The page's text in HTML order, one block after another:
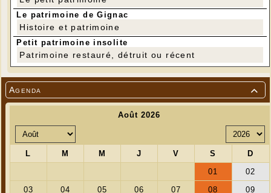

Agenda
Le patrimoine de Gignac
Histoire et patrimoine
Petit patrimoine insolite
Patrimoine restauré, détruit ou récent